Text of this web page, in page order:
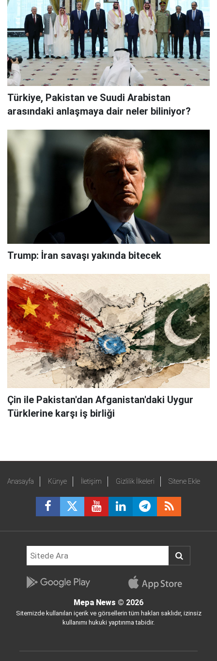
Türkiye, Pakistan ve Suudi Arabistan
arasındaki anlaşmaya dair neler biliniyor?
Trump: İran savaşı yakında bitecek
Çin ile Pakistan'dan Afganistan'daki Uygur
Türklerine karşı iş birliği
Anasayfa Künye İletişim Gizlilik İlkeleri Sitene Ekle
Mepa News © 2026
Sitemizde kullanılan içerik ve görsellerin tüm hakları saklıdır, izinsiz
kullanımı hukuki yaptırıma tabidir.